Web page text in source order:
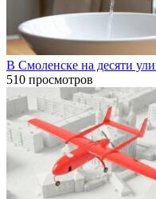
В Смоленске на десяти
510 просмотров